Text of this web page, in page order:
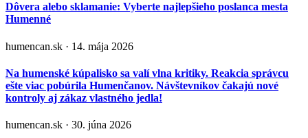
Dôvera alebo sklamanie: Vyberte najlepšieho poslanca mesta
Humenné
humencan.sk · 14. mája 2026
Na humenské kúpalisko sa valí vlna kritiky. Reakcia správcu
ešte viac pobúrila Humenčanov. Návštevníkov čakajú nové
kontroly aj zákaz vlastného jedla!
humencan.sk · 30. júna 2026